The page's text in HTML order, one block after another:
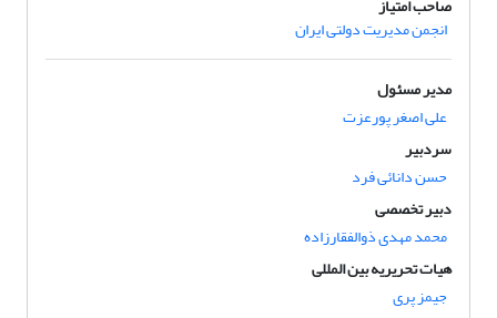
انجمن مدیریت دولتی ایران
مدیر مسئول
علی اصغر پورعزت
سردبیر
حسن دانائی فرد
دبیر تخصصی
محمد مهدی ذوالفقارزاده
هیات تحریریه بین المللی
جیمز پری